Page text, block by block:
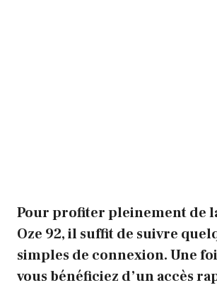
Pour profiter pleinement de
Oze 92, il suffit de suivre
simples de connexion. Une
vous bénéficiez d’un accès